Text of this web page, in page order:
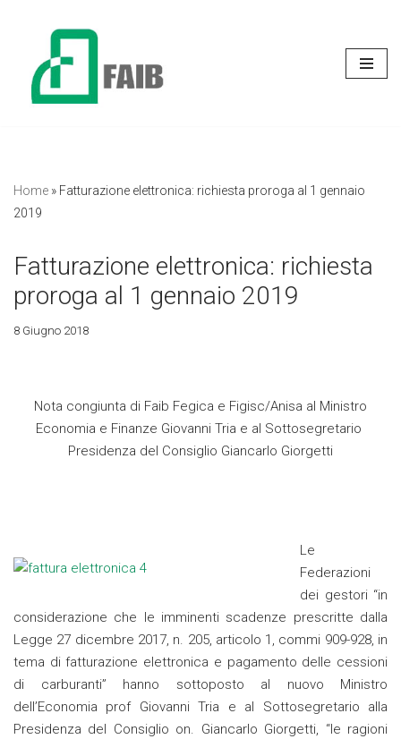
contenuto
Home » Fatturazione elettronica: richiesta proroga al 1 gennaio
2019
Fatturazione elettronica: richiesta
proroga al 1 gennaio 2019
8 Giugno 2018
Nota congiunta di Faib Fegica e Figisc/Anisa al Ministro
Economia e Finanze Giovanni Tria e al Sottosegretario
Presidenza del Consiglio Giancarlo Giorgetti
Le
Federazioni
dei gestori “in
considerazione che le imminenti scadenze prescritte dalla
Legge 27 dicembre 2017, n. 205, articolo 1, commi 909-928, in
tema di fatturazione elettronica e pagamento delle cessioni
di carburanti” hanno sottoposto al nuovo Ministro
dell’Economia prof Giovanni Tria e al Sottosegretario alla
Presidenza del Consiglio on. Giancarlo Giorgetti, “le ragioni